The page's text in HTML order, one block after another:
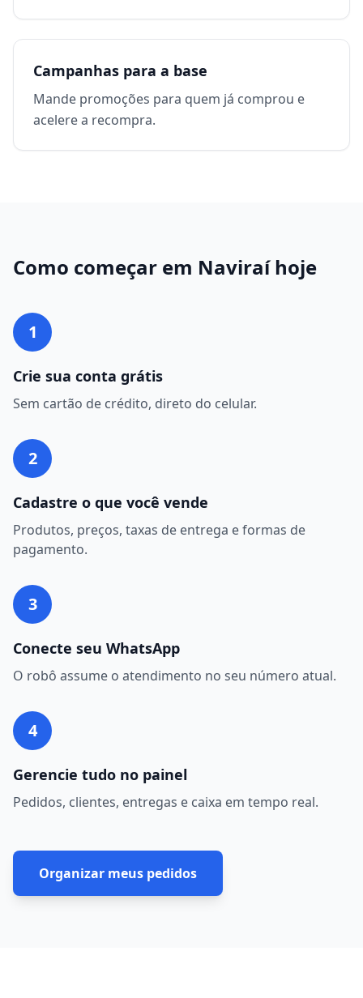
Campanhas para a base
Mande promoções para quem já comprou e
acelere a recompra.
Como começar em Naviraíhoje
1
Crie sua conta grátis
Sem cartão de crédito, direto do celular.
2
Cadastre o que você vende
Produtos, preços, taxas de entrega e formas de
pagamento.
3
Conecte seu WhatsApp
O robô assume o atendimento no seu número atual.
4
Gerencie tudo no painel
Pedidos, clientes, entregas e caixa em tempo real.
Organizar meus pedidos